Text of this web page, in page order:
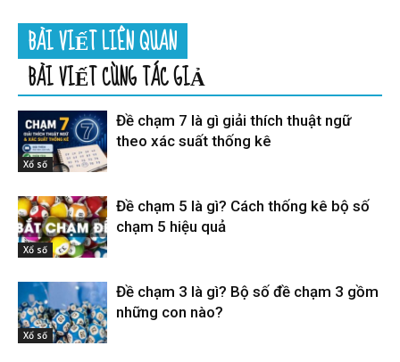
BÀI VIẾT LIÊN QUAN
BÀI VIẾT CÙNG TÁC GIẢ
Xổ số
Đề chạm 7 là gì giải thích thuật ngữ
theo xác suất thống kê
Xổ số
Đề chạm 5 là gì? Cách thống kê bộ số
chạm 5 hiệu quả
Xổ số
Đề chạm 3 là gì? Bộ số đề chạm 3 gồm
những con nào?